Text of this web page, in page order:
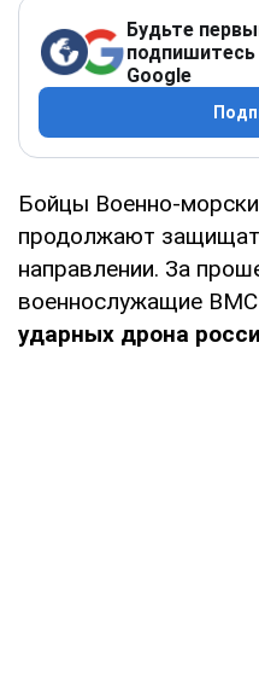
Будьте
подпишитесь
Google
Бойцы Военно-
продолжают
направлении. За
военнослужащие
ударных дрона